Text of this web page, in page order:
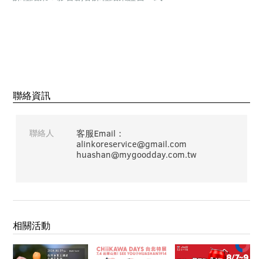
聯絡資訊
聯絡人
客服Email：
alinkoreservice@gmail.com
huashan@mygoodday.com.tw
相關活動